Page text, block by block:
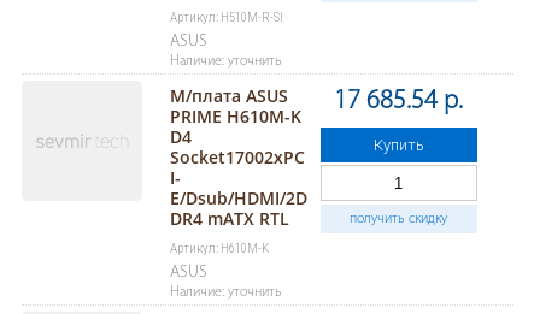
Артикул: H510M-R-SI
ASUS
Наличие: уточнить
М/плата ASUS
PRIME H610M-K
D4
Socket17002xPC
I-
E/Dsub/HDMI/2D
DR4 mATX RTL
Артикул: H610M-K
ASUS
Наличие: уточнить
17 685.54 р.
Купить
получить скидку